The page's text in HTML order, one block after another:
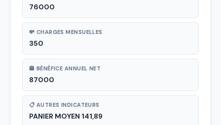
76000
💸 CHARGES MENSUELLES
350
🏦 BÉNÉFICE ANNUEL NET
87000
📋 AUTRES INDICATEURS
PANIER MOYEN 141,89